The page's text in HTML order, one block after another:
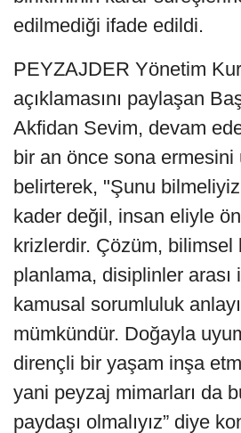
edilmediği ifade edildi.
PEYZAJDER Yönetim
açıklamasını paylaşan
Akfidan Sevim, devam
bir an önce sona ermesini
belirterek, "Şunu
kader değil, insan eliyle
krizlerdir. Çözüm, bilimsel
planlama, disiplinler arası
kamusal sorumluluk
mümkündür. Doğayla
dirençli bir yaşam inşa
yani peyzaj mimarları da
paydaşı olmalıyız” diye